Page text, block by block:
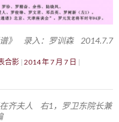
谱》 录入：罗训森 2014.7.7
合影 2014 年 7 月 7 日
齐夫人 右1，罗卫东院长兼